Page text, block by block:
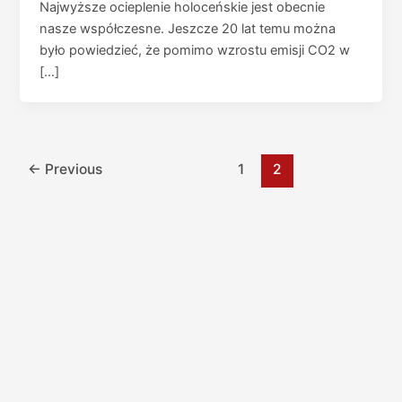
Najwyższe ocieplenie holoceńskie jest obecnie
nasze współczesne. Jeszcze 20 lat temu można
było powiedzieć, że pomimo wzrostu emisji CO2 w
[…]
← Previous 1 2